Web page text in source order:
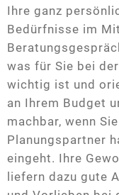
Ihre ganz
Bedürfnisse im
was für Sie bei
wichtig ist und
an Ihrem Budget
machbar, wenn
Planungspartner
eingeht. Ihre
liefern dazu gute